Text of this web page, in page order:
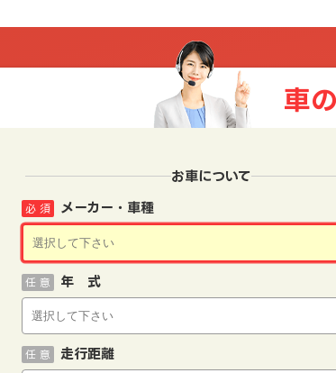
車
お車について
メーカー・車種
必 須
年 式
任 意
走行距離
任 意